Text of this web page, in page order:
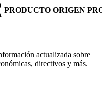
PRODUCTO ORIGEN
actualizada sobre
directivos y más.